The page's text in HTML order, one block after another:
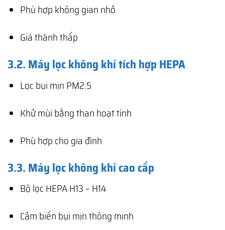
Phù hợp không gian nhỏ
Giá thành thấp
3.2. Máy lọc không khí tích hợp HEPA
Lọc bụi mịn PM2.5
Khử mùi bằng than hoạt tính
Phù hợp cho gia đình
3.3. Máy lọc không khí cao cấp
Bộ lọc HEPA H13 – H14
Cảm biến bụi mịn thông minh